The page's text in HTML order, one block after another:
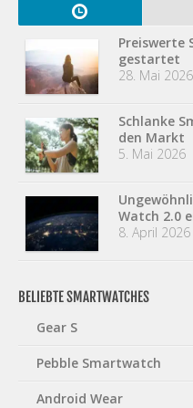
Preiswerte
gestartet
28. Mai 2026
Schlanke
den Markt
5. Mai 2026
Watch 2.0
8. April 2026
BELIEBTE SMARTWATCHES
Gear S
Pebble Smartwatch
Android Wear